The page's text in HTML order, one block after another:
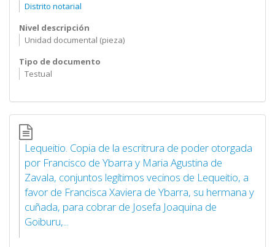
Distrito notarial
Nivel descripción
Unidad documental (pieza)
Tipo de documento
Testual
Lequeitio. Copia de la escritrura de poder otorgada
por Francisco de Ybarra y Maria Agustina de
Zavala, conjuntos legítimos vecinos de Lequeitio, a
favor de Francisca Xaviera de Ybarra, su hermana y
cuñada, para cobrar de Josefa Joaquina de
Goiburu,...